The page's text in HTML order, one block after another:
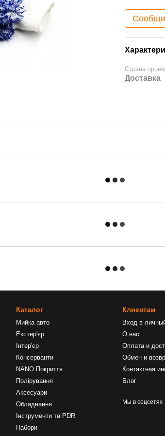
Страна
Доставка
Каталог
Мийка авто
Екстер'єр
Інтер'єр
Консерванти
NANO Покриття
Полірування
Аксесуари
Обладнання
Інструменти та PDR
Набори
Клиентам
Вход в
О нас
Оплата и
Обмен и
Контактная
Блог
Мы в соцсетях